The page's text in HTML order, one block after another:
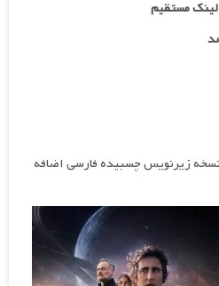
زیرنویس چسبیده فارسی اضافه